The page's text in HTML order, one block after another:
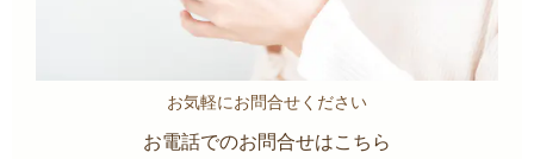
お気軽にお問合せください
お電話でのお問合せはこちら